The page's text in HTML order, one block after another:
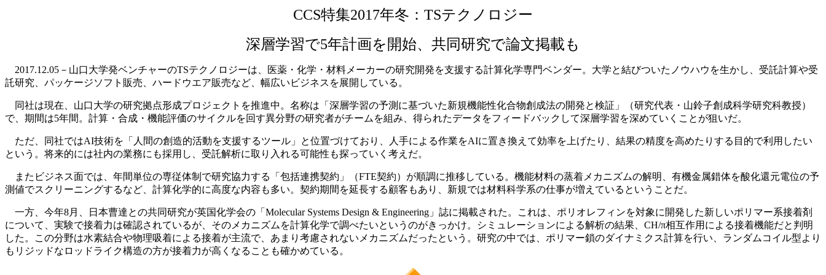
CCS特集2017年冬：TSテクノロジー
深層学習で5年計画を開始、共同研究で論文掲載も
2017.12.05－山口大学発ベンチャーのTSテクノロジーは、医薬・化学・材料メーカーの研究開発を支援する計算化学専門ベンダー。大学と結びついたノウハウを生かし、受託計算や受
託研究、パッケージソフト販売、ハードウエア販売など、幅広いビジネスを展開している。
同社は現在、山口大学の研究拠点形成プロジェクトを推進中。名称は「深層学習の予測に基づいた新規機能性化合物創成法の開発と検証」（研究代表・山鈴子創成科学研究科教授）
で、期間は5年間。計算・合成・機能評価のサイクルを回す異分野の研究者がチームを組み、得られたデータをフィードバックして深層学習を深めていくことが狙いだ。
ただ、同社ではAI技術を「人間の創造的活動を支援するツール」と位置づけており、人手による作業をAIに置き換えて効率を上げたり、結果の精度を高めたりする目的で利用したい
という。将来的には社内の業務にも採用し、受託解析に取り入れる可能性も探っていく考えだ。
またビジネス面では、年間単位の専従体制で研究協力する「包括連携契約」（FTE契約）が順調に推移している。機能材料の蒸着メカニズムの解明、有機金属錯体を酸化還元電位の予
測値でスクリーニングするなど、計算化学的に高度な内容も多い。契約期間を延長する顧客もあり、新規では材料科学系の仕事が増えているということだ。
一方、今年8月、日本曹達との共同研究が英国化学会の「Molecular Systems Design & Engineering」誌に掲載された。これは、ポリオレフィンを対象に開発した新しいポリマー系接着剤
について、実験で接着力は確認されているが、そのメカニズムを計算化学で調べたいというのがきっかけ。シミュレーションによる解析の結果、CH/π相互作用による接着機能だと判明
した。この分野は水素結合や物理吸着による接着が主流で、あまり考慮されないメカニズムだったという。研究の中では、ポリマー鎖のダイナミクス計算を行い、ランダムコイル型より
もリジッドなロッドライク構造の方が接着力が高くなることも確かめている。